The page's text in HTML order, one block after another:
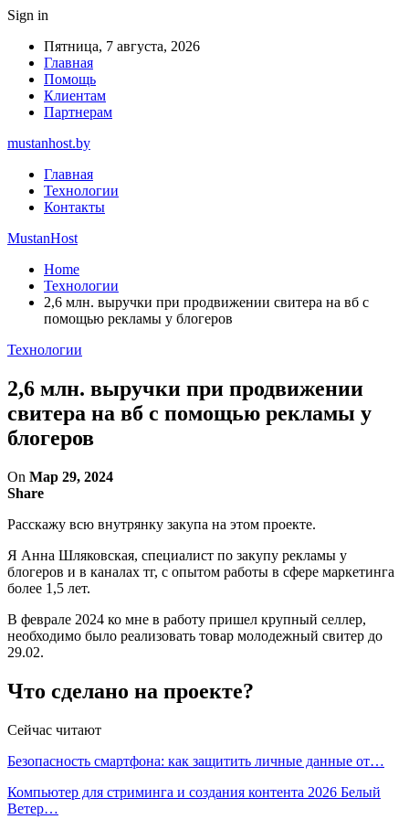
Sign in
Пятница, 7 августа, 2026
Главная
Помощь
Клиентам
Партнерам
mustanhost.by
Главная
Технологии
Контакты
MustanHost
Home
Технологии
2,6 млн. выручки при продвижении свитера на вб с
помощью рекламы у блогеров
Технологии
2,6 млн. выручки при продвижении
свитера на вб с помощью рекламы у
блогеров
On Мар 29, 2024
Share
Расскажу всю внутрянку закупа на этом проекте.
Я Анна Шляковская, специалист по закупу рекламы у
блогеров и в каналах тг, с опытом работы в сфере маркетинга
более 1,5 лет.
В феврале 2024 ко мне в работу пришел крупный селлер,
необходимо было реализовать товар молодежный свитер до
29.02.
Что сделано на проекте?
Сейчас читают
Безопасность смартфона: как защитить личные данные от…
Компьютер для стриминга и создания контента 2026 Белый
Ветер…